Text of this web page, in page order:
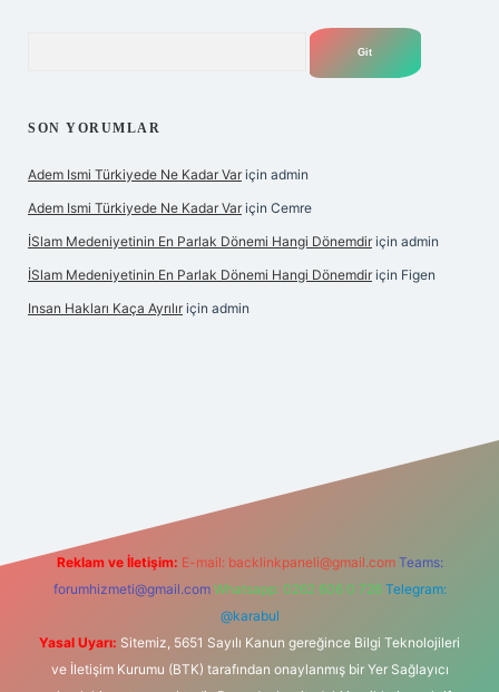
SON YORUMLAR
Adem Ismi Türkiyede Ne Kadar Var için admin
Adem Ismi Türkiyede Ne Kadar Var için Cemre
İSlam Medeniyetinin En Parlak Dönemi Hangi Dönemdir için admin
İSlam Medeniyetinin En Parlak Dönemi Hangi Dönemdir için Figen
Insan Hakları Kaça Ayrılır için admin
Reklam ve İletişim: E-mail: backlinkpaneli@gmail.com Teams:
forumhizmeti@gmail.com Whatsapp: 0262 606 0 726 Telegram:
@karabul
Yasal Uyarı: Sitemiz, 5651 Sayılı Kanun gereğince Bilgi Teknolojileri
ve İletişim Kurumu (BTK) tarafından onaylanmış bir Yer Sağlayıcı